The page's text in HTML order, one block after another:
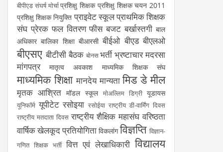
बीपीएड संघर्ष मोर्चा प्रशिक्षु शिक्षक प्रशिक्षु शिक्षक चयन 2011
प्रशिक्षु शिक्षक नियुक्ति प्राइवेट स्कूलप्राथमिक शिक्षक
संघ प्रेरक फल वितरण फीस बजट बर्खास्तगी बाल
अधिकार बालिका शिक्षा बीआरसी बीईओ बीएड बीएलओ
बीएसए बीटीसी बैठक बोनस भर्ती भ्रष्टाचार मदरसा
मांगपत्र
मातृत्व अवकाश माध्यमिक शिक्षक संघ
माध्यमिक शिक्षा मानदेय मान्यता मिड डे मील
मृतक आश्रित मॉडल स्कूल मोअल्लिम डिग्री यूडायस
यूनिफॉर्म यूपीटेट रसोइया रसोईया राष्ट्रीय डी-वार्मिंग दिवस
राष्ट्रीय मतदाता दिवस राष्ट्रीय शैक्षिक महासंघ वरिष्ठता
वार्षिक खेलकूद प्रतियोगिता विकलांग विज्ञप्ति विज्ञान-
गणित शिक्षक भर्ती वित्त एवं लेखाधिकारी विद्यालय